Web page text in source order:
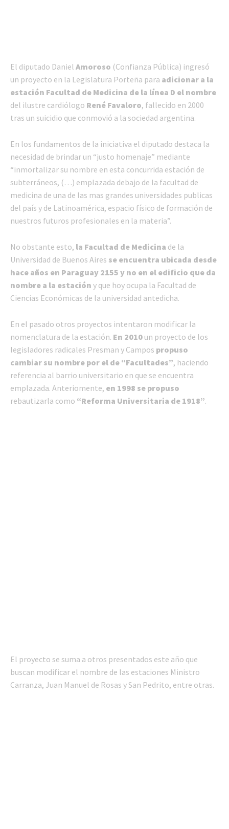
El diputado Daniel Amoroso (Confianza Pública) ingresó
un proyecto en la Legislatura Porteña para adicionar a la
estación Facultad de Medicina de la línea D el nombre
del ilustre cardiólogo René Favaloro, fallecido en 2000
tras un suicidio que conmovió a la sociedad argentina.
En los fundamentos de la iniciativa el diputado destaca la
necesidad de brindar un “justo homenaje” mediante
“inmortalizar su nombre en esta concurrida estación de
subterráneos, (…) emplazada debajo de la facultad de
medicina de una de las mas grandes universidades publicas
del país y de Latinoamérica, espacio físico de formación de
nuestros futuros profesionales en la materia”.
No obstante esto, la Facultad de Medicina de la
Universidad de Buenos Aires se encuentra ubicada desde
hace años en Paraguay 2155 y no en el edificio que da
nombre a la estación y que hoy ocupa la Facultad de
Ciencias Económicas de la universidad antedicha.
En el pasado otros proyectos intentaron modificar la
nomenclatura de la estación. En 2010 un proyecto de los
legisladores radicales Presman y Campos propuso
cambiar su nombre por el de “Facultades”, haciendo
referencia al barrio universitario en que se encuentra
emplazada. Anteriomente, en 1998 se propuso
rebautizarla como “Reforma Universitaria de 1918”.
El proyecto se suma a otros presentados este año que
buscan modificar el nombre de las estaciones Ministro
Carranza, Juan Manuel de Rosas y San Pedrito, entre otras.